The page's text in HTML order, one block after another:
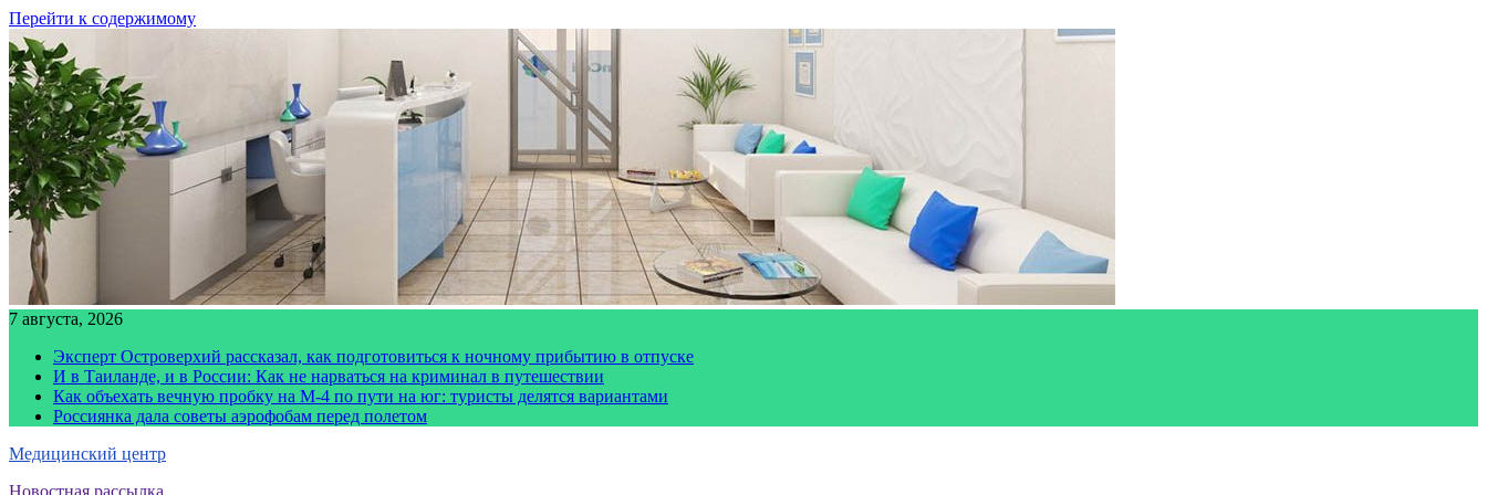
Перейти к содержимому
7 августа, 2026
Эксперт Островерхий рассказал, как подготовиться к ночному прибытию в отпуске
И в Таиланде, и в России: Как не нарваться на криминал в путешествии
Как объехать вечную пробку на М-4 по пути на юг: туристы делятся вариантами
Россиянка дала советы аэрофобам перед полетом
Медицинский центр
Новостная рассылка